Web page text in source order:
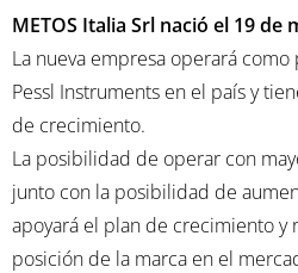
METOS Italia Srl nació el 19 de
La nueva empresa operará
Pessl Instruments en el país y
de crecimiento.
La posibilidad de operar con
junto con la posibilidad de
apoyará el plan de crecimiento y
posición de la marca en el